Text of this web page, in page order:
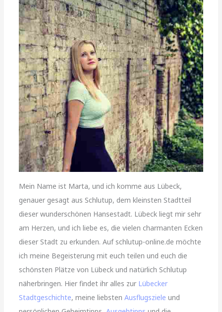
Mein Name ist Marta, und ich komme aus Lübeck,
genauer gesagt aus Schlutup, dem kleinsten Stadtteil
dieser wunderschönen Hansestadt. Lübeck liegt mir sehr
am Herzen, und ich liebe es, die vielen charmanten Ecken
dieser Stadt zu erkunden. Auf schlutup-online.de möchte
ich meine Begeisterung mit euch teilen und euch die
schönsten Plätze von Lübeck und natürlich Schlutup
näherbringen. Hier findet ihr alles zur Lübecker
Stadtgeschichte, meine liebstenAusflugsziele und